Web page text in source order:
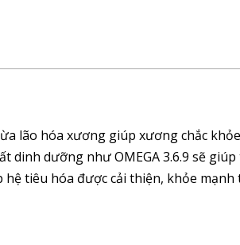
lão hóa xương giúp xương chắc
dinh dưỡng như OMEGA 3.6.9 sẽ
tiêu hóa được cải thiện, khỏe